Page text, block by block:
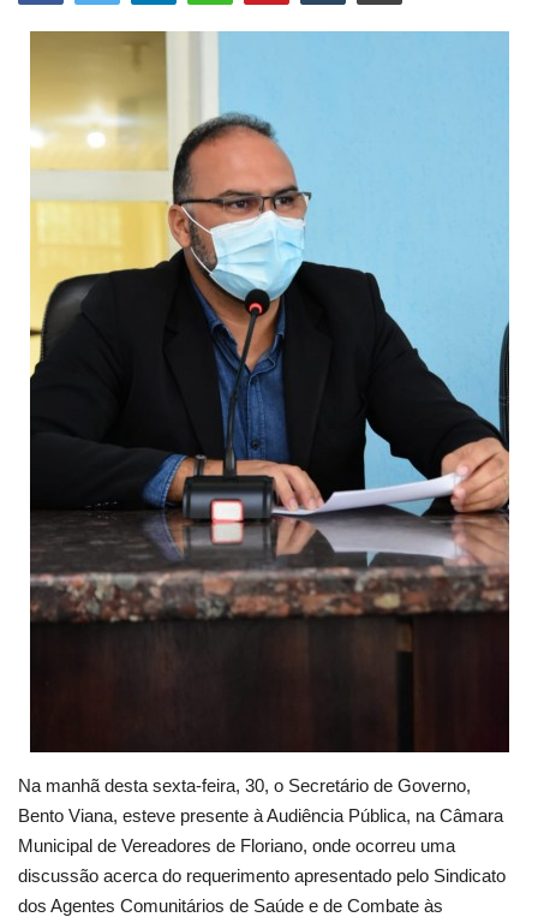
Webmail
Contato
Na manhã desta sexta-feira, 30, o Secretário de Governo,
Bento Viana, esteve presente à Audiência Pública, na Câmara
Municipal de Vereadores de Floriano, onde ocorreu uma
discussão acerca do requerimento apresentado pelo Sindicato
dos Agentes Comunitários de Saúde e de Combate às